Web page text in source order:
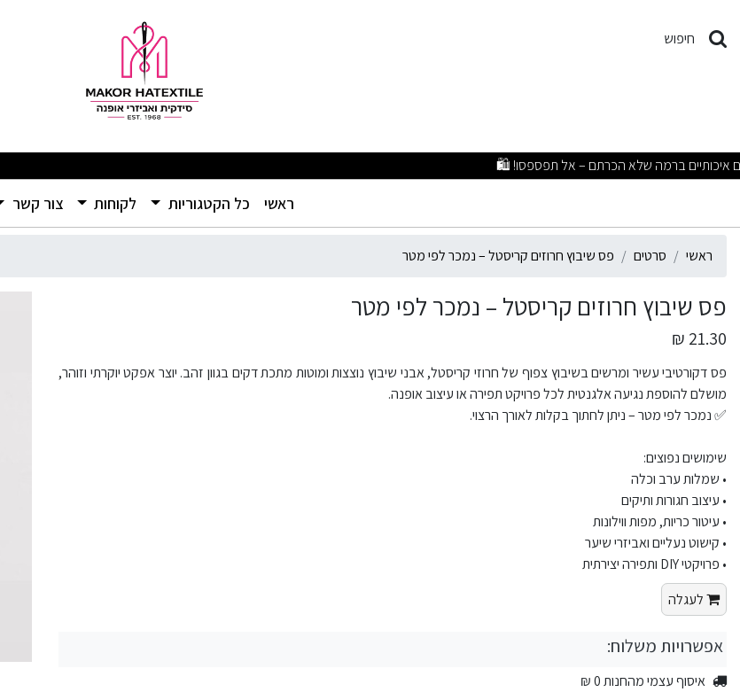
פס שיבוץ חרוזים קריסטל – נמכר לפי מטר
חיפוש
ראשי
(current) כל הקטגוריות לקוחות צור קשר
ראשי סרטים פס שיבוץ חרוזים קריסטל – נמכר לפי מטר
פס שיבוץ חרוזים קריסטל – נמכר לפי מטר
21.30 ₪
פס דקורטיבי עשיר ומרשים בשיבוץ צפוף של חרוזי קריסטל, אבני שיבוץ נוצצות ומוטות מתכת דקים בגוון זהב. יוצר אפקט יוקרתי וזוהר,
מושלם להוספת נגיעה אלגנטית לכל פרויקט תפירה או עיצוב אופנה.
✅ נמכר לפי מטר – ניתן לחתוך בקלות לאורך הרצוי.
שימושים נפוצים:
• שמלות ערב וכלה
• עיצוב חגורות ותיקים
• עיטור כריות, מפות ווילונות
• קישוט נעליים ואביזרי שיער
• פרויקטי DIY ותפירה יצירתית
לעגלה
אפשרויות משלוח:
איסוף עצמי מהחנות 0 ₪